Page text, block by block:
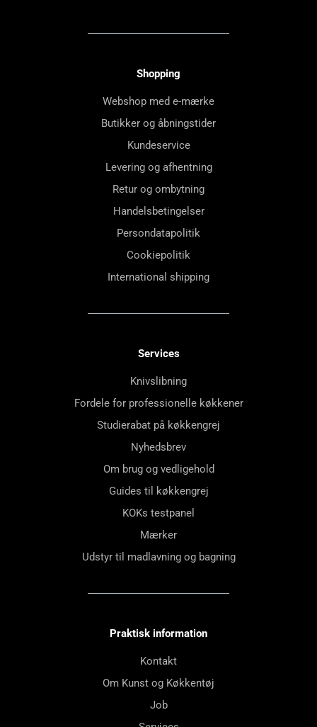
Shopping
Webshop med e-mærke
Butikker og åbningstider
Kundeservice
Levering og afhentning
Retur og ombytning
Handelsbetingelser
Persondatapolitik
Cookiepolitik
International shipping
Services
Knivslibning
Fordele for professionelle køkkener
Studierabat på køkkengrej
Nyhedsbrev
Om brug og vedligehold
Guides til køkkengrej
KOKs testpanel
Mærker
Udstyr til madlavning og bagning
Praktisk information
Kontakt
Om Kunst og Køkkentøj
Job